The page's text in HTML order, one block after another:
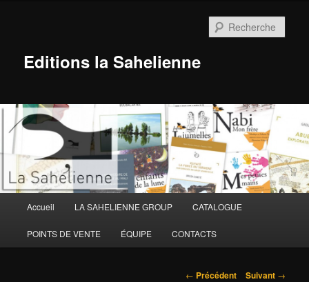
Editions la Sahelienne
principal
Accueil LA SAHELIENNE GROUP CATALOGUE
POINTS DE VENTE ÉQUIPE CONTACTS
Navigation
← Précédent Suivant →